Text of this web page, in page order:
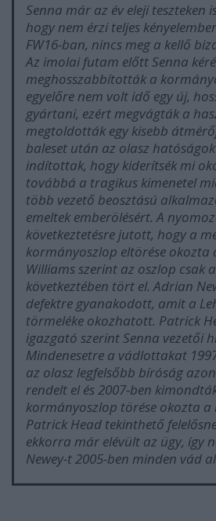
Senna már az év eleji teszteken
hogy nem érzi teljes
FW16-ban, nincs meg a kellő
Az imolai futam előtt Senna
meghosszabbították a
egyelőre nem volt idő egy új,
gyártani, ezért megvágták a
megtoldották egy kisebb
baleset után az olasz
indítottak, hogy kiderítsék mi
továbbá a tragikus kimenetel
több vezető beosztású
emeltek emberölésért. A
következtetésre jutott, hogy a
kormányoszlop eltörése okozta
Williams szerint az oszlop csak
következtében tört el. Adrian
defektre gyanakodott, amit a
törmeléke okozhatott. Patrick
igazgató szerint Senna vezetői
Mindenesetre a vádlottakat
az olasz legfelsőbb bíróság
rendelt el és 2007-ben
kormányoszlop törése okozta a
Patrick Head tekinthető
ekkorra már elévült az ügy, így
Newey-t 2005-ben minden vád